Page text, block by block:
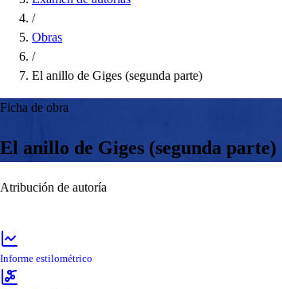
/
Obras
/
El anillo de Giges (segunda parte)
Ficha de obra
El anillo de Giges (segunda parte)
Atribución de autoría
Informe estilométrico